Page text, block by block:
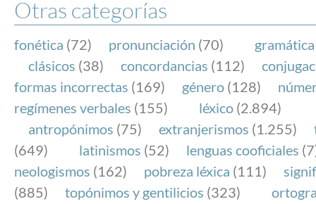
SOBRE LA FUNDÉURAE
FundéuRAE es una fundación patrocinada por la
y la Real Academia Española, cuyo objetivo es
el buen uso del español en los medios de
Internet.
Otras categorías
fonética (72) pronunciación (70) gramática
clásicos (38) concordancias (112)
formas incorrectas (169) género (128)
regímenes verbales (155) léxico (2.894)
antropónimos (75) extranjerismos (1.255)
(649)
latinismos (52) lenguas cooficiales
neologismos (162) pobreza léxica (111)
(885)
topónimos y gentilicios (323)